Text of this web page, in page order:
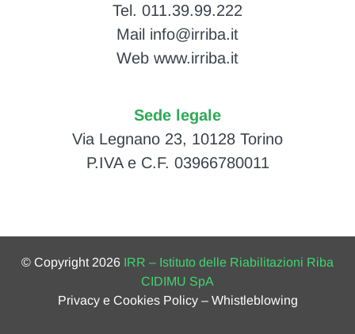
Tel. 011.39.99.222
Mail info@irriba.it
Web www.irriba.it
Sede legale
Via Legnano 23, 10128 Torino
P.IVA e C.F. 03966780011
© Copyright 2026 IRR – Istituto delle Riabilitazioni Riba
CIDIMU SpA
Privacy e Cookies Policy– Whistleblowing